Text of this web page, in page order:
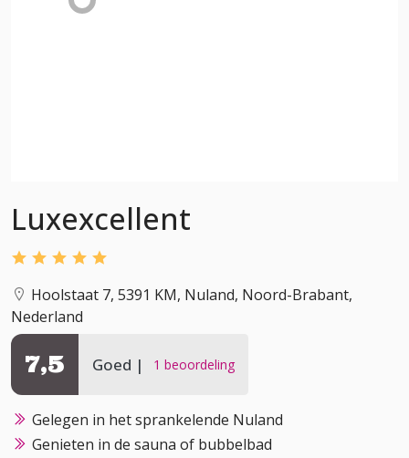
Luxexcellent
Hoolstaat 7, 5391 KM, Nuland, Noord-Brabant,
Nederland
Goed 1 beoordeling
7,5
Gelegen in het sprankelende Nuland
Genieten in de sauna of bubbelbad